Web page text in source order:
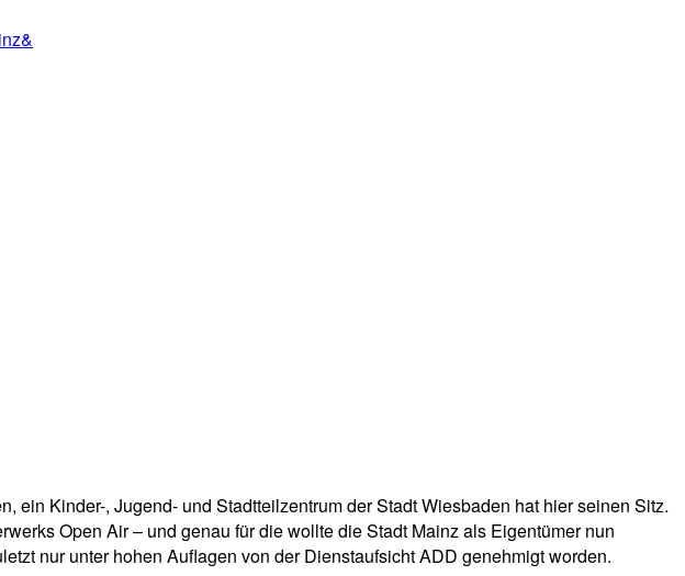
Kinder-, Jugend- und Stadtteilzentrum der Stadt Wiesbaden hat hier seinen Sitz.
Open Air – und genau für die wollte die Stadt Mainz als Eigentümer nun
nur unter hohen Auflagen von der Dienstaufsicht ADD genehmigt worden.